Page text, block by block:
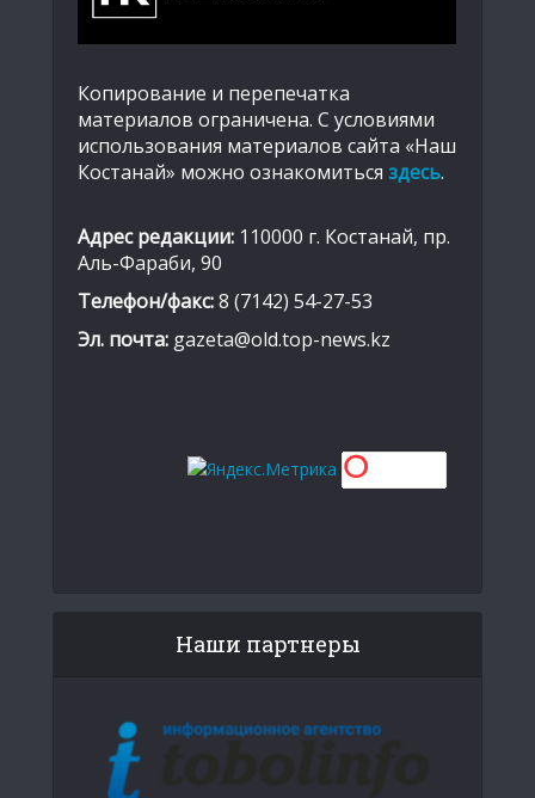
Копирование и перепечатка
материалов ограничена. С условиями
использования материалов сайта «Наш
Костанай» можно ознакомиться здесь.
Адрес редакции: 110000 г. Костанай, пр.
Аль-Фараби, 90
Телефон/факс:8 (7142) 54-27-53
Эл. почта: gazeta@old.top-news.kz
Наши партнеры